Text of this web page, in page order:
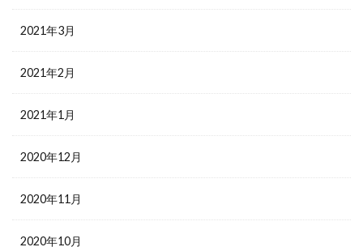
2021年3月
2021年2月
2021年1月
2020年12月
2020年11月
2020年10月